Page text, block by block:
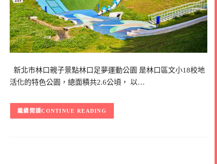
新北市林口親子景點林口足夢運動公園 是林口區文小18校地
活化的特色公園，總面積共2.6公頃， 以…
CONTINUE READING